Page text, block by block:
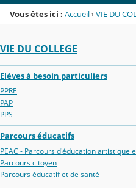
Vous êtes ici : Accueil›VIE DU
VIE DU COLLEGE
Elèves à besoin particuliers
PPRE
PAP
PPS
Parcours éducatifs
PEAC - Parcours d'éducation artistique
Parcours citoyen
Parcours éducatif et de santé